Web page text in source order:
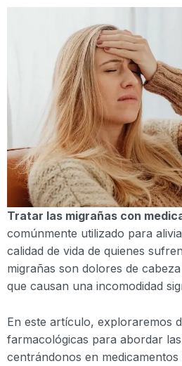
Tratar las migrañas con
comúnmente utilizado para
calidad de vida de quienes
migrañas son dolores de
que causan una incomodidad
En este artículo, exploraremos
farmacológicas para abordar
centrándonos en